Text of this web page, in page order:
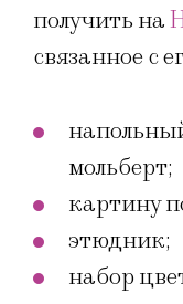
получить на
связанное с
мольберт;
картину
этюдник;
набор